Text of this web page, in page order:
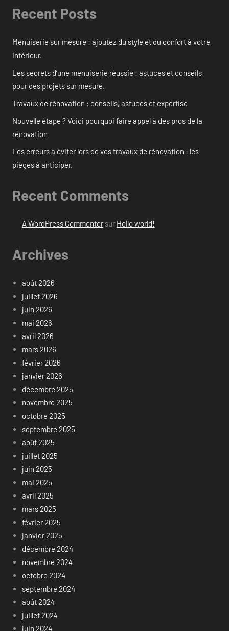
Recent Posts
Menuiserie sur mesure : ajoutez du style et du confort à votre
intérieur.
Les secrets d’une menuiserie réussie : astuces et conseils
pour des projets sur mesure.
Travaux de rénovation : conseils, astuces et expertise
Nouvelle étape ? Voici pourquoi faire appel à des pros de la
rénovation
Les erreurs à éviter lors de vos travaux de rénovation : les
pièges à anticiper.
Recent Comments
A WordPress Commentersur Hello world!
Archives
août 2026
juillet 2026
juin 2026
mai 2026
avril 2026
mars 2026
février 2026
janvier 2026
décembre 2025
novembre 2025
octobre 2025
septembre 2025
août 2025
juillet 2025
juin 2025
mai 2025
avril 2025
mars 2025
février 2025
janvier 2025
décembre 2024
novembre 2024
octobre 2024
septembre 2024
août 2024
juillet 2024
juin 2024